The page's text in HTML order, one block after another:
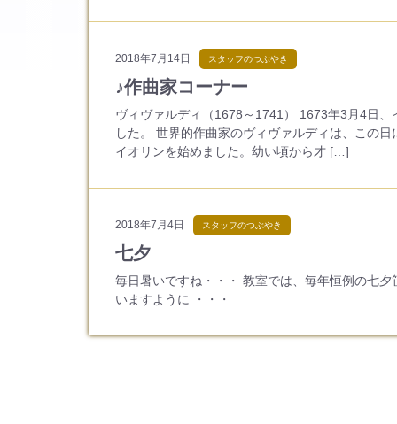
2018年7月14日 スタッフのつぶやき
♪作曲家コーナー
ヴィヴァルディ（1678～1741） 1673年3月4日
した。 世界的作曲家のヴィヴァルディは、この
イオリンを始めました。幼い頃から才 […]
2018年7月4日 スタッフのつぶやき
七夕
毎日暑いですね・・・ 教室では、毎年恒例の七
いますように ・・・